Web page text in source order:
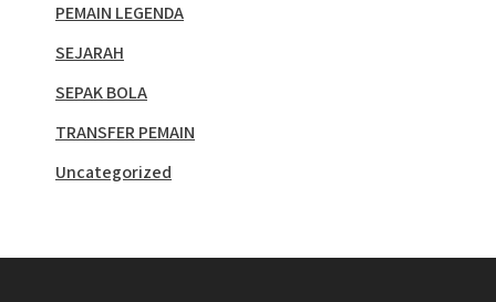
PEMAIN LEGENDA
SEJARAH
SEPAK BOLA
TRANSFER PEMAIN
Uncategorized